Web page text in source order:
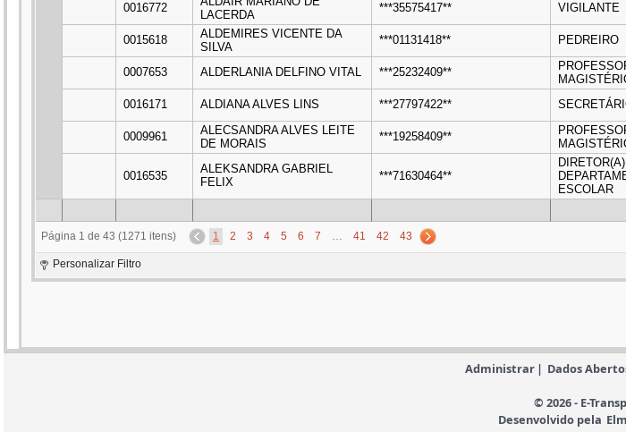
0016772
LACERDA
***35575417** VIGILANTE
0015618
ALDEMIRES VICENTE DA
SILVA
***01131418** PEDREIRO
0007653 ALDERLANIA DELFINO VITAL ***25232409**
0016171 ALDIANA ALVES LINS ***27797422**
0009961
ALECSANDRA ALVES LEITE
DE MORAIS
***19258409**
0016535
ALEKSANDRA GABRIEL
FELIX
***71630464**
DIRETOR(A)
ESCOLAR
Página 1 de 43 (1271 itens) 1 2 3 4 5 6 7 … 41 42 43
Personalizar Filtro
Administrar | Dados
© 2026 - E-
Desenvolvido pela